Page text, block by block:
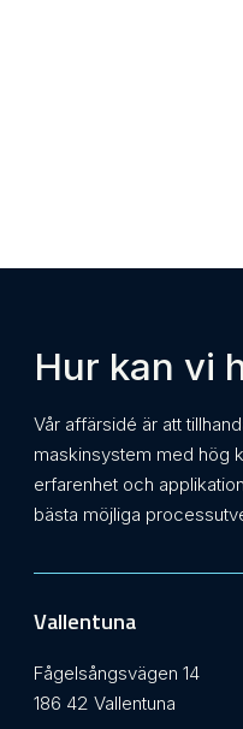
Hur kan vi
Vår affärsidé är att
maskinsystem med hög
erfarenhet och
bästa möjliga
Vallentuna
Fågelsångsvägen 14
186 42 Vallentuna